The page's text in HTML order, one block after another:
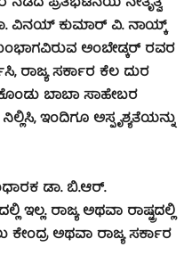
ವಿನಯ್ ಕುಮಾರ್ ವಿ. ನಾಯ್ಕ್
ಅಂಬೇಡ್ಕರ್ ರವರ
ರಾಜ್ಯ ಸರ್ಕಾರ ಕೆಲ ದುರ
ಬಾಬಾ ಸಾಹೇಬರ
ಇಂದಿಗೂ ಅಸ್ಪೃಶ್ಯತೆಯನ್ನು
ಡಾ. ಬಿ.ಆರ್.
ಇಲ್ಲ. ರಾಜ್ಯ ಅಥವಾ ರಾಷ್ಟ್ರದಲ್ಲಿ
ಅಥವಾ ರಾಜ್ಯ ಸರ್ಕಾರ